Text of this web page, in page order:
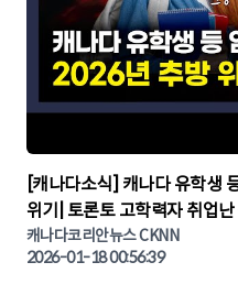
▶
[캐나다소식] 캐나다 유학생
위기| 토론토 고학력자 취업
CKNNEWS, 캐나다코리안뉴스
캐나다코리안뉴스 CKNN
2026-01-18 00:56:39